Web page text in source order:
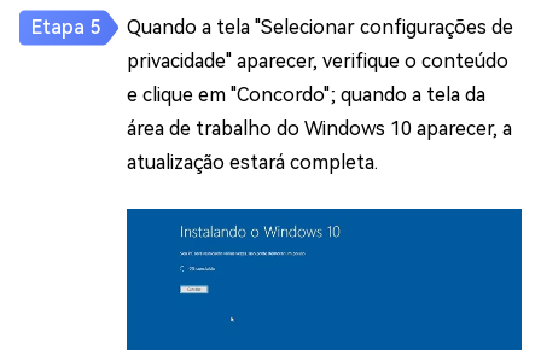
Quando a tela "Selecionar configurações de
privacidade" aparecer, verifique o conteúdo
e clique em "Concordo"; quando a tela da
área de trabalho do Windows 10 aparecer, a
atualização estará completa.